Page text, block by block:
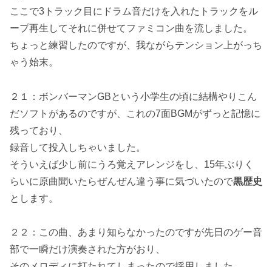
ここで3トラック目にドラム音だけを入れたトラックをル
ープ再生してそれに併せてファミコン曲を流しました。
ちょっと練習したのですが、我ながらテンション上がっち
ゃう始末。
２１：ボンバーマンGBという小学生の頃に結構やりこん
だソフトがあるのですが、これの7面BGMがずっと記憶に
残っており、
録音して投入しちゃいました。
そういえば少し前にうろ覚えアレンジをし、15年ぶりく
らいに原曲聞いたらぜんぜん違う事に気づいたので黒歴史
とします。
２２：この曲、あまり知らなかったのですが先日のゲー音
部で一瞬だけ演奏された方がおり、